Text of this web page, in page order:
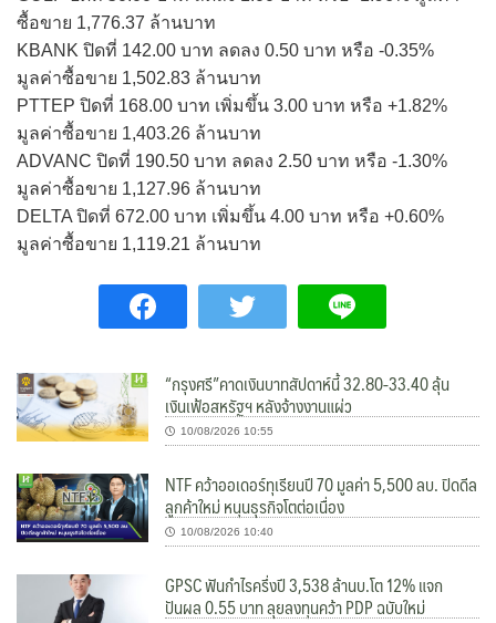
ซื้อขาย 1,776.37 ล้านบาท
KBANK ปิดที่ 142.00 บาท ลดลง 0.50 บาท หรือ -0.35%
มูลค่าซื้อขาย 1,502.83 ล้านบาท
PTTEP ปิดที่ 168.00 บาท เพิ่มขึ้น 3.00 บาท หรือ +1.82%
มูลค่าซื้อขาย 1,403.26 ล้านบาท
ADVANC ปิดที่ 190.50 บาท ลดลง 2.50 บาท หรือ -1.30%
มูลค่าซื้อขาย 1,127.96 ล้านบาท
DELTA ปิดที่ 672.00 บาท เพิ่มขึ้น 4.00 บาท หรือ +0.60%
มูลค่าซื้อขาย 1,119.21 ล้านบาท
“กรุงศรี”คาดเงินบาทสัปดาห์นี้ 32.80-33.40 ลุ้น
เงินเฟ้อสหรัฐฯ หลังจ้างงานแผ่ว
10/08/2026 10:55
NTF คว้าออเดอร์ทุเรียนปี 70 มูลค่า 5,500 ลบ. ปิดดีล
ลูกค้าใหม่ หนุนธุรกิจโตต่อเนื่อง
10/08/2026 10:40
GPSC ฟันกำไรครึ่งปี 3,538 ล้านบ.โต 12% แจก
ปันผล 0.55 บาท ลุยลงทุนคว้า PDP ฉบับใหม่